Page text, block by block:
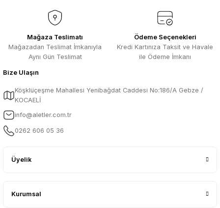
Mağaza Teslimatı
Mağazadan Teslimat İmkanıyla
Aynı Gün Teslimat
Ödeme Seçenekleri
Kredi Kartınıza Taksit ve Havale
ile Ödeme İmkanı
Bize Ulaşın
Köşklüçeşme Mahallesi Yenibağdat Caddesi No:186/A Gebze /
KOCAELİ
info@aletler.com.tr
0262 606 05 36
Üyelik
Kurumsal